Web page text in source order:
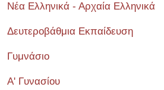
Νέα Ελληνικά - Αρχαία Ελληνικά
Δευτεροβάθμια Εκπαίδευση
Γυμνάσιο
Α' Γυνασίου